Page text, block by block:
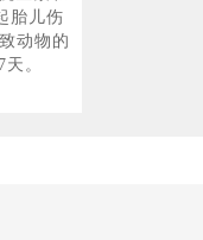
胎儿伤
动物的
。